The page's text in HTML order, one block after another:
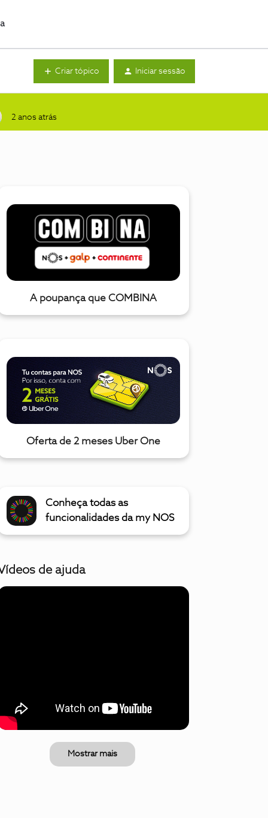
Criar tópico Iniciar sessão
2 anos atrás
A poupança que COMBINA
Oferta de 2 meses Uber One
Conheça todas as
funcionalidades da my NOS
de ajuda
Mostrar mais